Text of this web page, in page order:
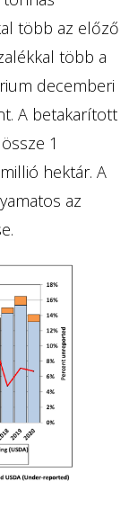
több az előző
több a
decemberi
A betakarított
1
hektár. A
az